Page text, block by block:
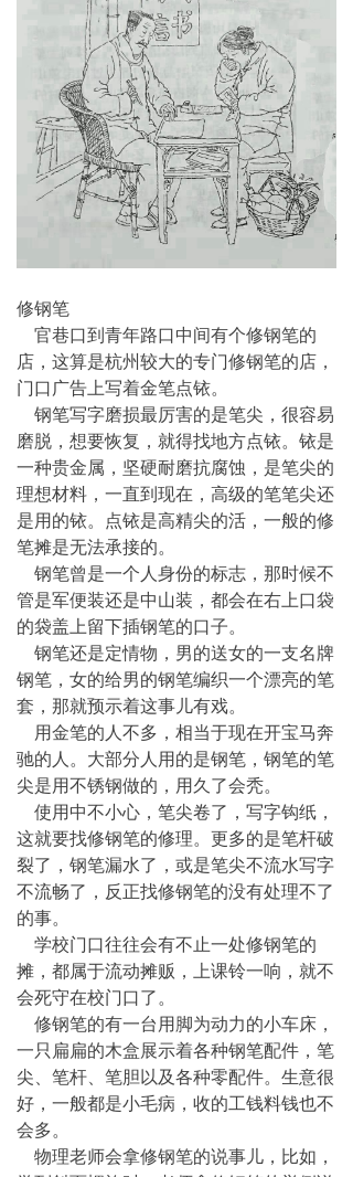
修钢笔
官巷口到青年路口中间有个修钢笔的
店，这算是杭州较大的专门修钢笔的店，
门口广告上写着金笔点铱。
钢笔写字磨损最厉害的是笔尖，很容易
磨脱，想要恢复，就得找地方点铱。铱是
一种贵金属，坚硬耐磨抗腐蚀，是笔尖的
理想材料，一直到现在，高级的笔笔尖还
是用的铱。点铱是高精尖的活，一般的修
笔摊是无法承接的。
钢笔曾是一个人身份的标志，那时候不
管是军便装还是中山装，都会在右上口袋
的袋盖上留下插钢笔的口子。
钢笔还是定情物，男的送女的一支名牌
钢笔，女的给男的钢笔编织一个漂亮的笔
套，那就预示着这事儿有戏。
用金笔的人不多，相当于现在开宝马奔
驰的人。大部分人用的是钢笔，钢笔的笔
尖是用不锈钢做的，用久了会秃。
使用中不小心，笔尖卷了，写字钩纸，
这就要找修钢笔的修理。更多的是笔杆破
裂了，钢笔漏水了，或是笔尖不流水写字
不流畅了，反正找修钢笔的没有处理不了
的事。
学校门口往往会有不止一处修钢笔的
摊，都属于流动摊贩，上课铃一响，就不
会死守在校门口了。
修钢笔的有一台用脚为动力的小车床，
一只扁扁的木盒展示着各种钢笔配件，笔
尖、笔杆、笔胆以及各种零配件。生意很
好，一般都是小毛病，收的工钱料钱也不
会多。
物理老师会拿修钢笔的说事儿，比如，